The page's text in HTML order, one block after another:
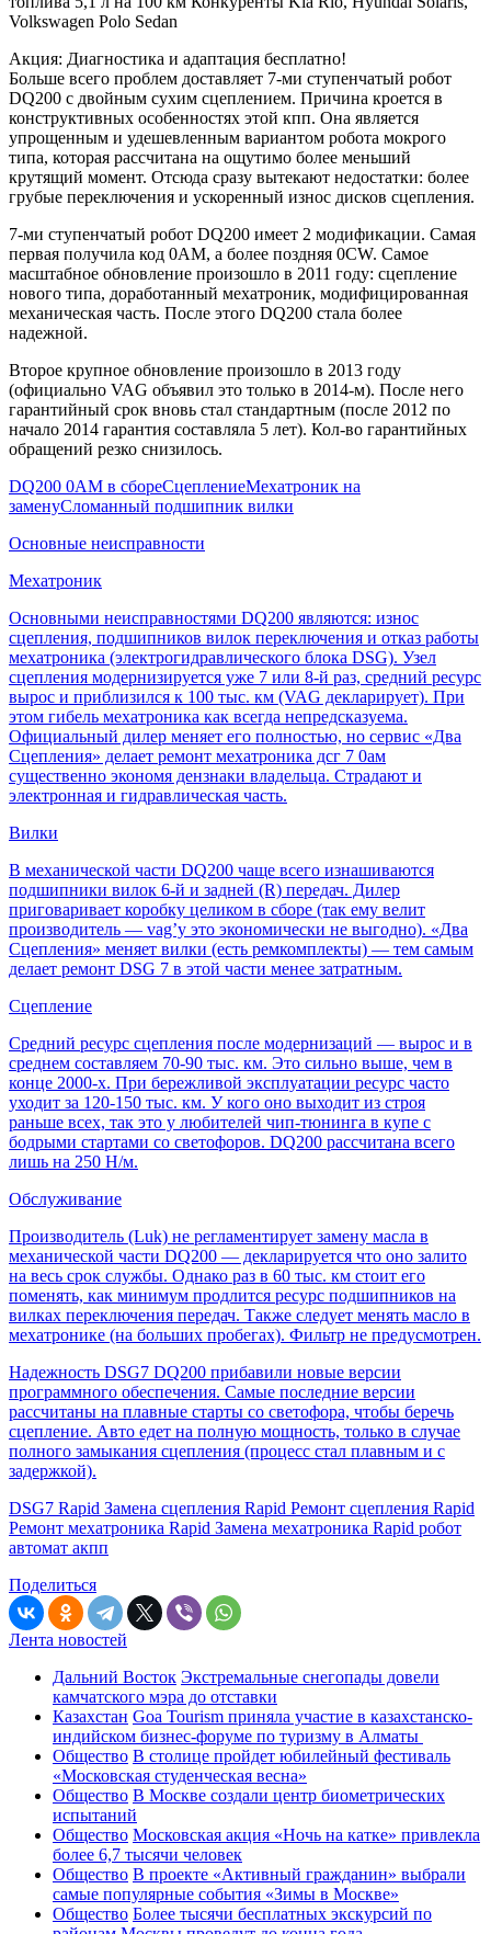
Volkswagen Polo Sedan
Акция: Диагностика и адаптация бесплатно!
Больше всего проблем доставляет 7-ми ступенчатый робот
DQ200 с двойным сухим сцеплением. Причина кроется в
конструктивных особенностях этой кпп. Она является
упрощенным и удешевленным вариантом робота мокрого
типа, которая рассчитана на ощутимо более меньший
крутящий момент. Отсюда сразу вытекают недостатки: более
грубые переключения и ускоренный износ дисков сцепления.
7-ми ступенчатый робот DQ200 имеет 2 модификации. Самая
первая получила код 0AM, а более поздняя 0CW. Самое
масштабное обновление произошло в 2011 году: сцепление
нового типа, доработанный мехатроник, модифицированная
механическая часть. После этого DQ200 стала более
надежной.
Второе крупное обновление произошло в 2013 году
(официально VAG объявил это только в 2014-м). После него
гарантийный срок вновь стал стандартным (после 2012 по
начало 2014 гарантия составляла 5 лет). Кол-во гарантийных
обращений резко снизилось.
DQ200 0AM в сбореСцеплениеМехатроник на
заменуСломанный подшипник вилки
Основные неисправности
Мехатроник
Основными неисправностями DQ200 являются: износ
сцепления, подшипников вилок переключения и отказ работы
мехатроника (электрогидравлического блока DSG). Узел
сцепления модернизируется уже 7 или 8-й раз, средний ресурс
вырос и приблизился к 100 тыс. км (VAG декларирует). При
этом гибель мехатроника как всегда непредсказуема.
Официальный дилер меняет его полностью, но сервис «Два
Сцепления» делает ремонт мехатроника дсг 7 0ам
существенно экономя дензнаки владельца. Страдают и
электронная и гидравлическая часть.
Вилки
В механической части DQ200 чаще всего изнашиваются
подшипники вилок 6-й и задней (R) передач. Дилер
приговаривает коробку целиком в сборе (так ему велит
производитель — vag’у это экономически не выгодно). «Два
Сцепления» меняет вилки (есть ремкомплекты) — тем самым
делает ремонт DSG 7 в этой части менее затратным.
Сцепление
Средний ресурс сцепления после модернизаций — вырос и в
среднем составляем 70-90 тыс. км. Это сильно выше, чем в
конце 2000-х. При бережливой эксплуатации ресурс часто
уходит за 120-150 тыс. км. У кого оно выходит из строя
раньше всех, так это у любителей чип-тюнинга в купе с
бодрыми стартами со светофоров. DQ200 рассчитана всего
лишь на 250 Н/м.
Обслуживание
Производитель (Luk) не регламентирует замену масла в
механической части DQ200 — декларируется что оно залито
на весь срок службы. Однако раз в 60 тыс. км стоит его
поменять, как минимум продлится ресурс подшипников на
вилках переключения передач. Также следует менять масло в
мехатронике (на больших пробегах). Фильтр не предусмотрен.
Надежность DSG7 DQ200 прибавили новые версии
программного обеспечения. Самые последние версии
рассчитаны на плавные старты со светофора, чтобы беречь
сцепление. Авто едет на полную мощность, только в случае
полного замыкания сцепления (процесс стал плавным и с
задержкой).
DSG7 Rapid Замена сцепления Rapid Ремонт сцепления Rapid
Ремонт мехатроника Rapid Замена мехатроника Rapid робот
автомат акпп
Поделиться
Лента новостей
Дальний Восток Экстремальные снегопады довели
камчатского мэра до отставки
Казахстан Goa Tourism приняла участие в казахстанско-
индийском бизнес-форуме по туризму в Алматы
Общество В столице пройдет юбилейный фестиваль
«Московская студенческая весна»
Общество В Москве создали центр биометрических
испытаний
Общество Московская акция «Ночь на катке» привлекла
более 6,7 тысячи человек
Общество В проекте «Активный гражданин» выбрали
самые популярные события «Зимы в Москве»
Общество Более тысячи бесплатных экскурсий по